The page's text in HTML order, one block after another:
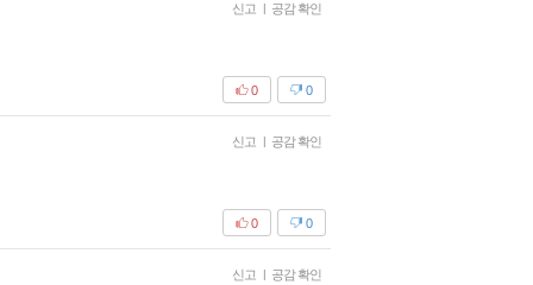
신고 | 공감 확인
0
0
신고 | 공감 확인
0
0
신고 | 공감 확인